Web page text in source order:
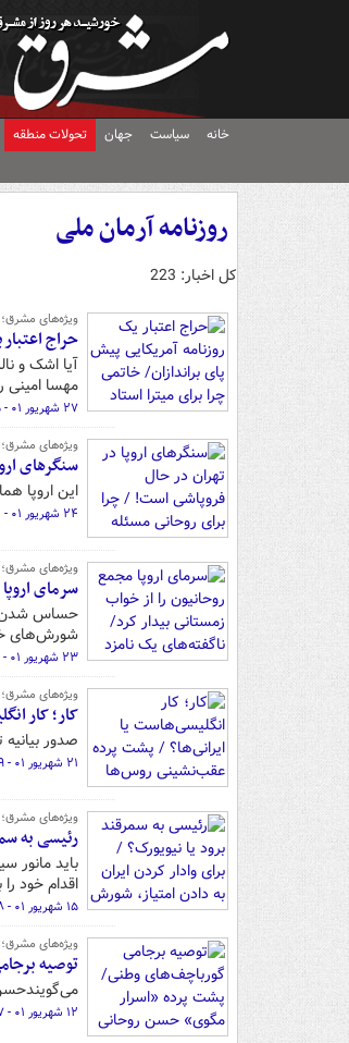
خانه سیاست جهان تحولات منطقه
روزنامه آرمان ملی
کل اخبار: 223
ویژه‌های مشرق؛
حراج
آیا اشک و
مهسا امینی
۲۷ شهریور ۰۱ - ۱۶:۴۵
ویژه‌های مشرق؛
سنگرهای
این اروپا
۲۴ شهریور ۰۱ - ۲۰:۵۴
ویژه‌های مشرق؛
سرمای
حساس شدن
شورش‌های
۲۳ شهریور ۰۱ - ۱۶:۰۹
ویژه‌های مشرق؛
کار؛ کار
صدور
۲۱ شهریور ۰۱ - ۲۳:۵۹
ویژه‌های مشرق؛
رئیسی به
باید مانور
اقدام خود
۱۵ شهریور ۰۱ - ۱۶:۳۸
ویژه‌های مشرق؛
توصیه
۱۲ شهریور ۰۱ - ۱۴:۴۷